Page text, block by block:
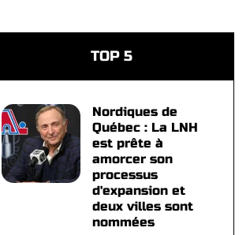
TOP 5
Nordiques de
Québec : La LNH
est prête à
amorcer son
processus
d'expansion et
deux villes sont
nommées